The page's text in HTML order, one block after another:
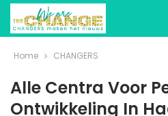
Home CHANGERS
Alle Centra Voor
Ontwikkeling In